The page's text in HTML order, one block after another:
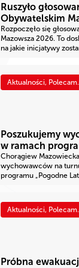
Ruszyło
Obywatelskim
Rozpoczęło się
Mazowsza 2026. To
na jakie inicjatywy
Aktualności,
Poszukujemy
w ramach
Chorągiew
wychowawców na
programu „Pogodne
Aktualności,
Próbna